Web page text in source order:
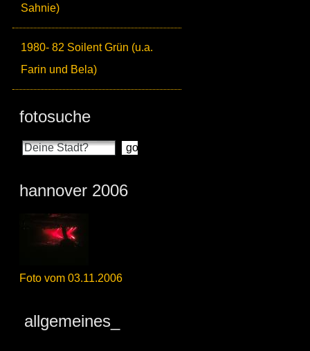
Sahnie)
1980- 82 Soilent Grün (u.a.
Farin und Bela)
fotosuche
hannover 2006
Foto vom 03.11.2006
allgemeines_